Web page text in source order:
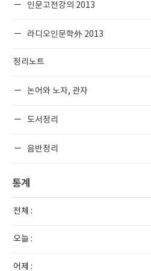
인문고전강의 2013
라디오인문학外 2013
정리노트
논어와 노자, 관자
도서정리
음반정리
통계
전체 :
오늘 :
어제 :